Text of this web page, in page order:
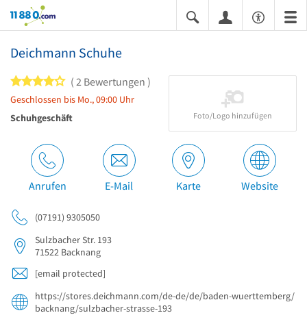
11880.com
Deichmann Schuhe
4 von 5 Sternen
2 Bewertungen
Geschlossen bis Mo., 09:00 Uhr
Schuhgeschäft
Foto/Logo hinzufügen
Anrufen E-Mail Karte Website
(07191) 9305050
Sulzbacher Str. 193
71522 Backnang
[email protected]
https://stores.deichmann.com/de-de/de/baden-wuerttemberg/
backnang/sulzbacher-strasse-193